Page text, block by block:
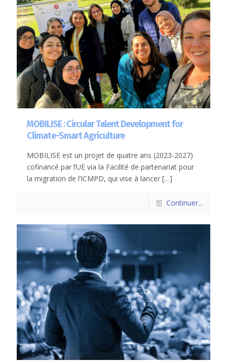
MOBILISE : Circular Talent Development for
Climate-Smart Agriculture
MOBILISE est un projet de quatre ans (2023-2027)
cofinancé par l’UE via la Facilité de partenariat pour
la migration de l’ICMPD, qui vise à lancer […]
Continuer...